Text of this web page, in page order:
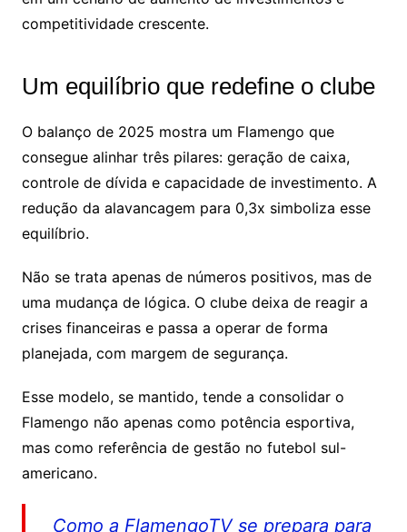
competitividade crescente.
Um equilíbrio que redefine o clube
O balanço de 2025 mostra um Flamengo que
consegue alinhar três pilares: geração de caixa,
controle de dívida e capacidade de investimento. A
redução da alavancagem para 0,3x simboliza esse
equilíbrio.
Não se trata apenas de números positivos, mas de
uma mudança de lógica. O clube deixa de reagir a
crises financeiras e passa a operar de forma
planejada, com margem de segurança.
Esse modelo, se mantido, tende a consolidar o
Flamengo não apenas como potência esportiva,
mas como referência de gestão no futebol sul-
americano.
Como a FlamengoTV se prepara para